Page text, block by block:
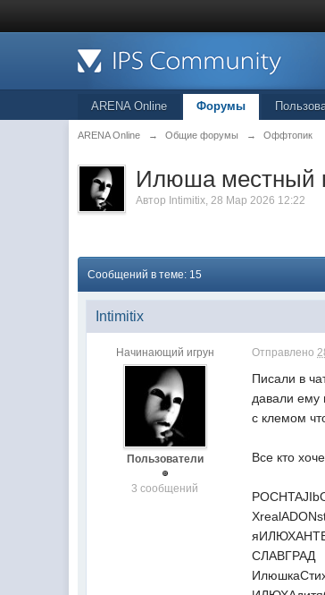
ARENA Online Форумы
ARENA Online → Общие форумы → Оффтопик
Илюша местный
Автор Intimitix, 28 Мар 2026 12:22
Сообщений в теме: 15
Intimitix
Начинающий игрун
Пользователи
3 сообщений
Отправлено
Писали в
давали ему
с клемом
Все кто
СЛАВГРАД